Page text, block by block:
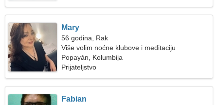
Mary
56 godina, Rak
Više volim noćne klubove i meditaciju
Popayán, Kolumbija
Prijateljstvo
Fabian